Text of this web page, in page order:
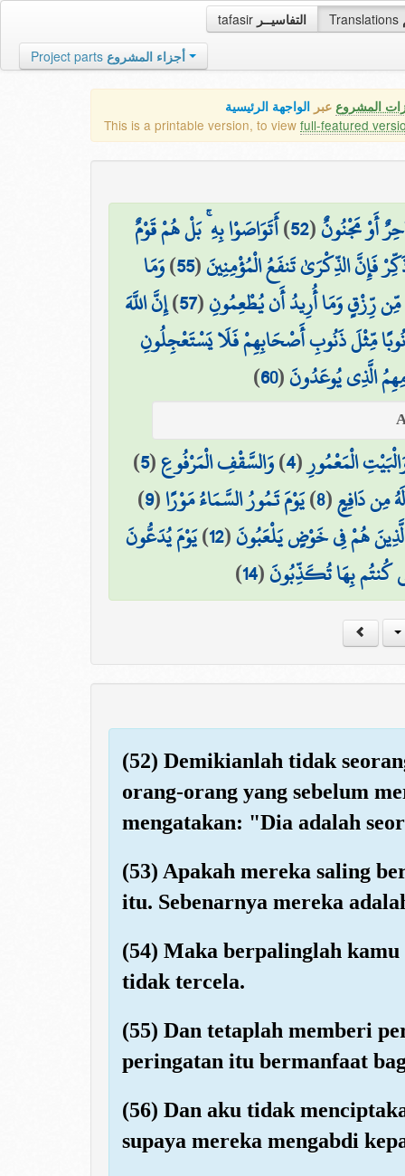
tafasir التفاسيــر Translations
Project parts أجزاء المشروع
المشروع عبر الواجهة الرئيسية
This is a printable version, to view full-featured
أَوْ مَجْنُونٌ(
52
)أَتَوَاصَوْا بِهِ ۚ بَلْ هُمْ قَوْمٌ
فَإِنَّ الذِّكْرَىٰ تَنفَعُ الْمُؤْمِنِينَ(
55
)وَمَا
مِّن رِّزْقٍ وَمَا أُرِيدُ أَن يُطْعِمُونِ(
57
)إِنَّ اللَّهَ
مِّثْلَ ذَنُوبِ أَصْحَابِهِمْ فَلَا يَسْتَعْجِلُونِ
الَّذِي يُوعَدُونَ(
60
)
الْمَعْمُورِ(
4
)وَالسَّقْفِ الْمَرْفُوعِ(
5
)
مِن دَافِعٍ(
8
)يَوْمَ تَمُورُ السَّمَاءُ مَوْرًا(
9
)
هُمْ فِي خَوْضٍ يَلْعَبُونَ(
12
)يَوْمَ يُدَعُّونَ
كُنتُم بِهَا تُكَذِّبُونَ(
14
)
(52) Demikianlah tidak
orang-orang yang sebelum
mengatakan: "Dia adalah
(53) Apakah mereka saling
itu. Sebenarnya mereka
(54) Maka berpalinglah
tidak tercela.
(55) Dan tetaplah memberi
peringatan itu bermanfaat
(56) Dan aku tidak
supaya mereka mengabdi